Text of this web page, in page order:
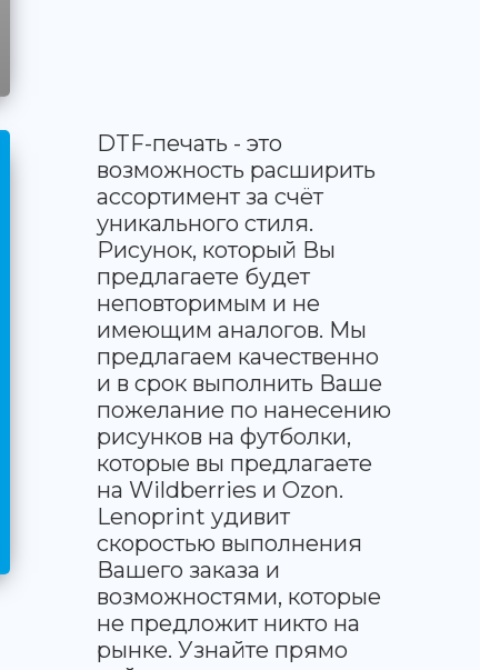
DTF-печать - это
возможность расширить
ассортимент за счёт
уникального стиля.
Рисунок, который Вы
предлагаете будет
неповторимым и не
имеющим аналогов. Мы
предлагаем качественно
и в срок выполнить Ваше
пожелание по нанесению
рисунков на футболки,
которые вы предлагаете
на Wildberries и Ozon.
Lenoprint удивит
скоростью выполнения
Вашего заказа и
возможностями, которые
не предложит никто на
рынке. Узнайте прямо